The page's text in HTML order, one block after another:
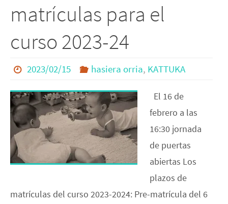
matrículas para el
curso 2023-24
2023/02/15 hasiera orria, KATTUKA
El 16 de
febrero a las
16:30 jornada
de puertas
abiertas Los
plazos de
matrículas del curso 2023-2024: Pre-matrícula del 6